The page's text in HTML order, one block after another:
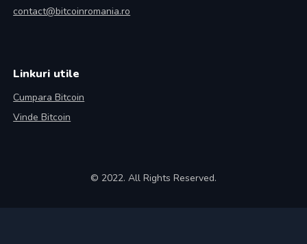
contact@bitcoinromania.ro
Linkuri utile
Cumpara Bitcoin
Vinde Bitcoin
© 2022. All Rights Reserved.